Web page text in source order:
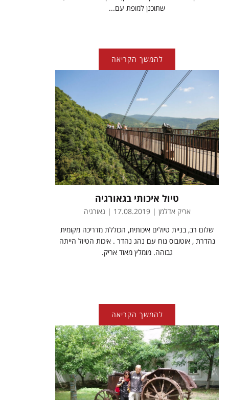
שתוכנן למופת עם...
להמשך הקריאה
טיול איכותי בגאורגיה
אריק אדלמן | 17.08.2019 | גאורגיה
שלום רב, בניית טיולים איכותית, הכוללת מדריכה מקומית
נהדרת , אוטובוס נוח עם נהג נהדר . איכות הטיול הייתה
גבוהה. מומלץ מאוד אריק.
להמשך הקריאה